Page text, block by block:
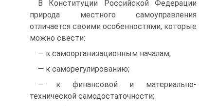
В Конституции Российской Федерации
природа местного самоуправления
отличается своими особенностями, которые
можно свести:
— к самоорганизационным началам;
— к саморегулированию;
— к финансовой и материально-
технической самодостаточности;